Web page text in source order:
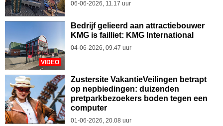
06-06-2026, 11.17 uur
VIDEO
Bedrijf gelieerd aan attractiebouwer
KMG is failliet: KMG International
04-06-2026, 09.47 uur
Zustersite VakantieVeilingen betrapt
op nepbiedingen: duizenden
pretparkbezoekers boden tegen een
computer
01-06-2026, 20.08 uur